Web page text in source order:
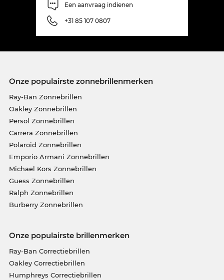
Een aanvraag indienen
+31 85 107 0807
Onze populairste zonnebrillenmerken
Ray-Ban Zonnebrillen
Oakley Zonnebrillen
Persol Zonnebrillen
Carrera Zonnebrillen
Polaroid Zonnebrillen
Emporio Armani Zonnebrillen
Michael Kors Zonnebrillen
Guess Zonnebrillen
Ralph Zonnebrillen
Burberry Zonnebrillen
Onze populairste brillenmerken
Ray-Ban Correctiebrillen
Oakley Correctiebrillen
Humphreys Correctiebrillen